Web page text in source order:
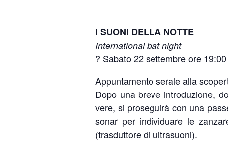
I SUONI DELLA NOTTE
International bat night
? Sabato 22 settembre ore 19:00
Appuntamento serale alla
Dopo una breve introduzione,
vere, si proseguirà con una
sonar per individuare le
(trasduttore di ultrasuoni).